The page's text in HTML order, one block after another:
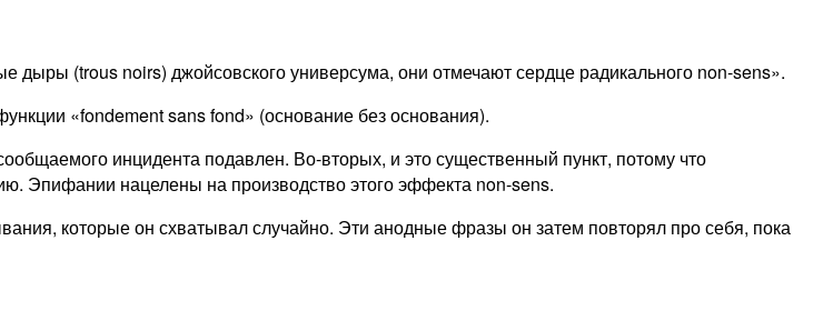
дыры (trous noirs) джойсовского универсума, они отмечают сердце радикального non-sens».
«fondement sans fond» (основание без основания).
инцидента подавлен. Во-вторых, и это существенный пункт, потому что
Эпифании нацелены на производство этого эффекта non-sens.
которые он схватывал случайно. Эти анодные фразы он затем повторял про себя, пока